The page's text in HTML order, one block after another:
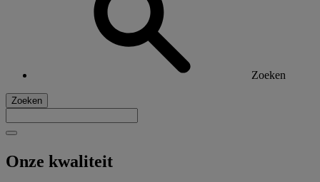
Zoeken
Zoeken
Onze kwaliteit